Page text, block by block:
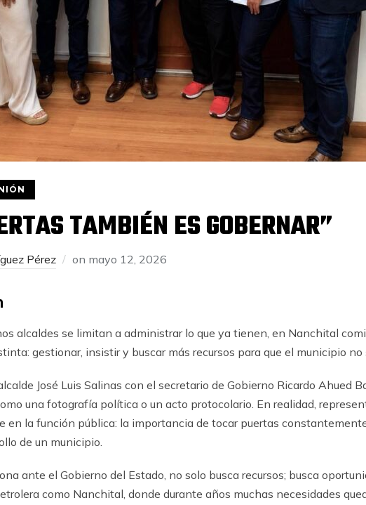
TAMBIÉN ES GOBERNAR”
Pérez on mayo 12, 2026
alcaldes se limitan a administrar lo que ya tienen, en Nanchital
gestionar, insistir y buscar más recursos para que el municipio no
José Luis Salinas con el secretario de Gobierno Ricardo Ahued
una fotografía política o un acto protocolario. En realidad,
en la función pública: la importancia de tocar puertas
de un municipio.
ante el Gobierno del Estado, no solo busca recursos; busca
como Nanchital, donde durante años muchas necesidades